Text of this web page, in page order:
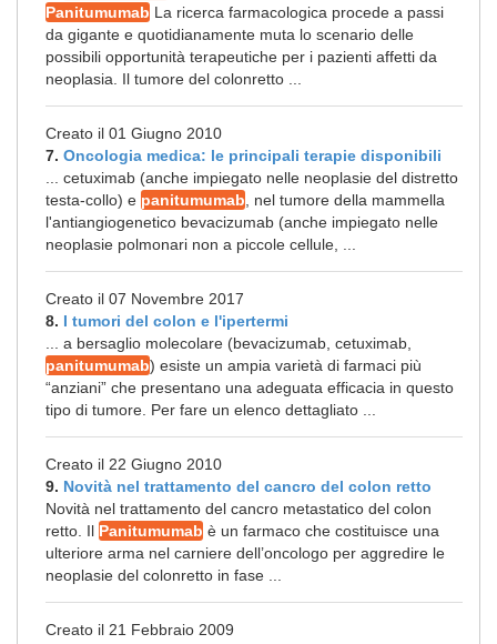
Panitumumab La ricerca farmacologica procede a passi
da gigante e quotidianamente muta lo scenario delle
possibili opportunità terapeutiche per i pazienti affetti da
neoplasia. Il tumore del colonretto ...
Creato il 01 Giugno 2010
7. Oncologia medica: le principali terapie disponibili
... cetuximab (anche impiegato nelle neoplasie del distretto
testa-collo) e panitumumab , nel tumore della mammella
l'antiangiogenetico bevacizumab (anche impiegato nelle
neoplasie polmonari non a piccole cellule, ...
Creato il 07 Novembre 2017
8. I tumori del colon e l'ipertermi
... a bersaglio molecolare (bevacizumab, cetuximab,
panitumumab) esiste un ampia varietà di farmaci più
“anziani” che presentano una adeguata efficacia in questo
tipo di tumore. Per fare un elenco dettagliato ...
Creato il 22 Giugno 2010
9. Novità nel trattamento del cancro del colon retto
Novità nel trattamento del cancro metastatico del colon
retto. Il Panitumumab è un farmaco che costituisce una
ulteriore arma nel carniere dell’oncologo per aggredire le
neoplasie del colonretto in fase ...
Creato il 21 Febbraio 2009